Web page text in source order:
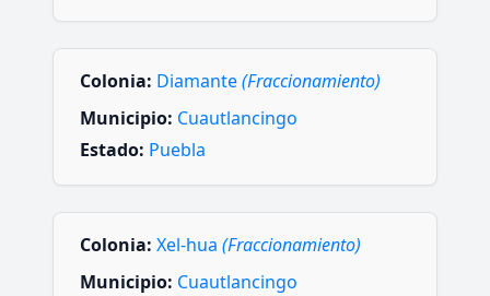
Colonia: Diamante(Fraccionamiento)
Municipio: Cuautlancingo
Estado: Puebla
Colonia: Xel-hua (Fraccionamiento)
Municipio: Cuautlancingo